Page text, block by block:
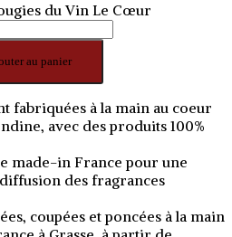
du Vin Le Cœur
au panier
fabriquées à la main au coeur
avec des produits 100%
made-in France pour une
des fragrances
coupées et poncées à la main